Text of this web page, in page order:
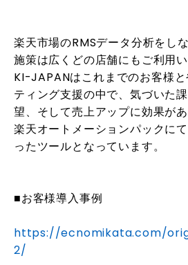
楽天市場のRMSデータ分析をし
施策は広くどの店舗にもご利用
KI-JAPANはこれまでのお客様
ティング支援の中で、気づいた
望、そして売上アップに効果が
楽天オートメーションパックに
ったツールとなっています。
■お客様導入事例
https://ecnomikata.com/
2/